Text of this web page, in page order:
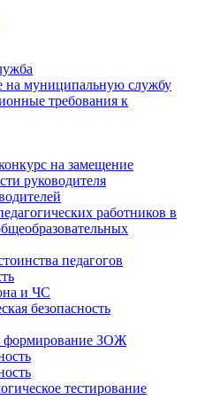
на муниципальную службу
требования к
на замещение
руководителя
работников в
педагогов
и ЧС
безопасность
формирование ЗОЖ
тестирование